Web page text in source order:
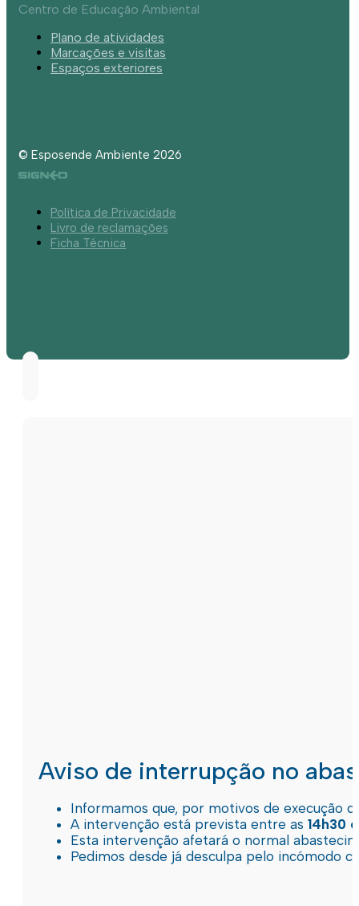
Centro de Educação Ambiental
Plano de atividades
Marcações e visitas
Espaços exteriores
© Esposende Ambiente 2026
Política de Privacidade
Livro de reclamações
Ficha Técnica
Aviso de interrupção no
Informamos que, por motivos de execução
A intervenção está prevista entre as 14h30
Esta intervenção afetará o normal
Pedimos desde já desculpa pelo incómodo